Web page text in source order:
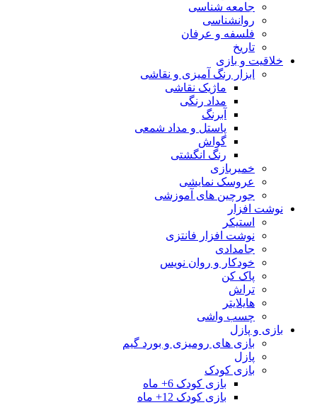
جامعه شناسی
روانشناسی
فلسفه و عرفان
تاریخ
خلاقیت و بازی
ابزار رنگ آمیزی و نقاشی
ماژیک نقاشی
مداد رنگی
آبرنگ
پاستل و مداد شمعی
گواش
رنگ انگشتی
خمیربازی
عروسک نمایشی
جورچین های آموزشی
نوشت افزار
استیکر
نوشت افزار فانتزی
جامدادی
خودکار و روان نویس
پاک کن
تراش
هایلایتر
چسب واشی
بازی و پازل
بازی های رومیزی و بورد گیم
پازل
بازی کودک
بازی کودک 6+ ماه
بازی کودک 12+ ماه